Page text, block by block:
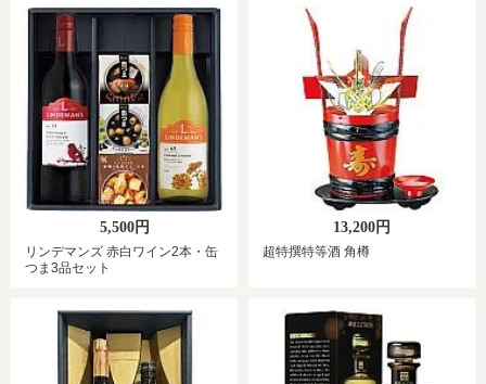
5,500円
リンデマンズ 赤白ワイン2本・缶
つま3品セット
13,200円
超特撰特等酒 角樽